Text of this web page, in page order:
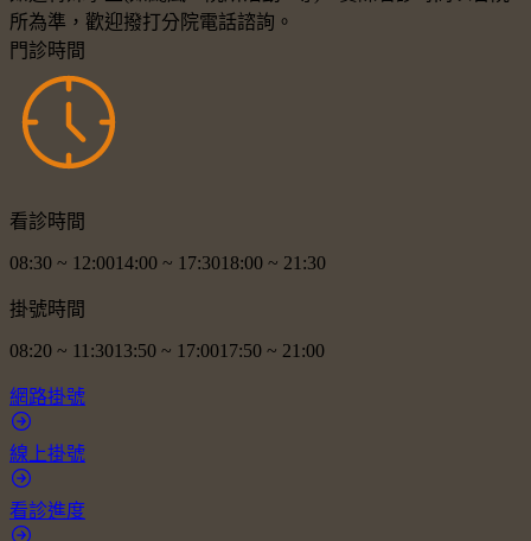
所為準，歡迎撥打分院電話諮詢。
門診時間
看診時間
08:30 ~ 12:0014:00 ~ 17:3018:00 ~ 21:30
掛號時間
08:20 ~ 11:3013:50 ~ 17:0017:50 ~ 21:00
網路掛號
線上掛號
看診進度